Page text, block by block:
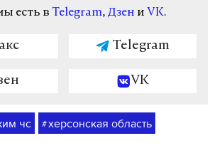
есть в Telegram, Дзен и VK.
Telegram
VK
чс #херсонская область